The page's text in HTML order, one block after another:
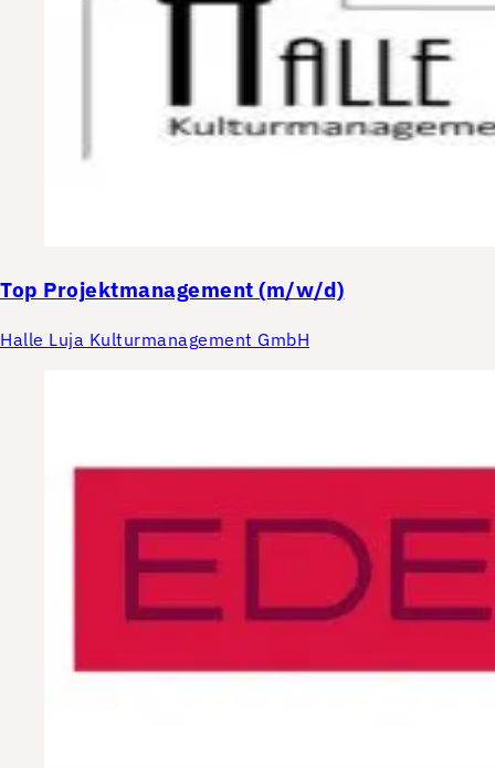
Top Projektmanagement (m/w/d)
Halle Luja Kulturmanagement GmbH